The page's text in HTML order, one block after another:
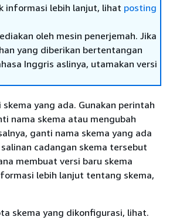
informasi lebih lanjut, lihat posting
oleh mesin penerjemah. Jika
yang diberikan bertentangan
Inggris aslinya, utamakan versi
yang ada. Gunakan perintah
nama skema atau mengubah
ganti nama skema yang ada
cadangan skema tersebut
membuat versi baru skema
lebih lanjut tentang skema,
skema yang dikonfigurasi, lihat.